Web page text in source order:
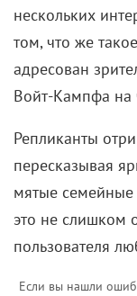
нескольких
том, что же
адресован
Войт-Кампфа на
Репликанты
пересказывая
мятые семейные
это не слишком
пользователя
Если вы нашли